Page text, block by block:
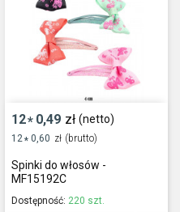
12* 0,49 zł (netto)
12* 0,60 zł (brutto)
Spinki do włosów -
MF15192C
Dostępność: 220 szt.